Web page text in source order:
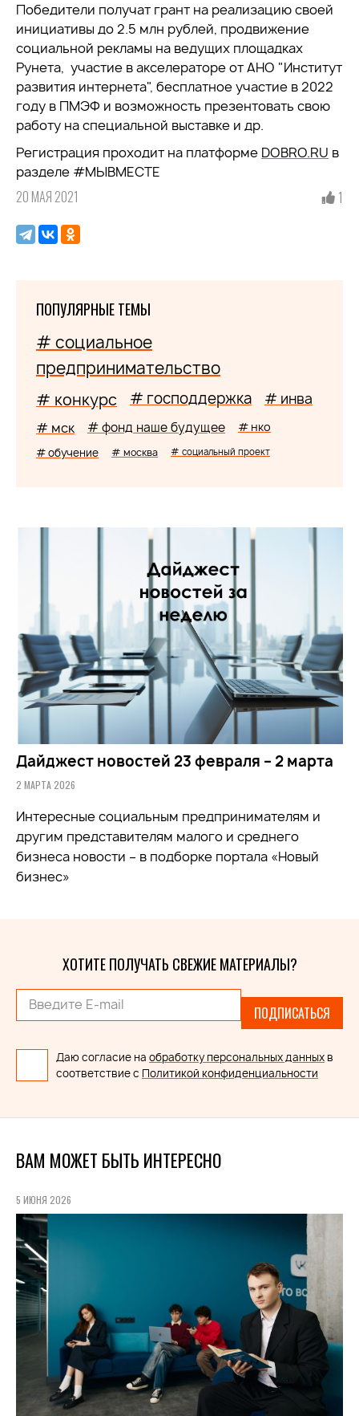
Победители получат грант на реализацию своей
инициативы до 2.5 млн рублей, продвижение
социальной рекламы на ведущих площадках
Рунета, участие в акселераторе от АНО "Институт
развития интернета", бесплатное участие в 2022
году в ПМЭФ и возможность презентовать свою
работу на специальной выставке и др.
Регистрация проходит на платформе DOBRO.RU в
разделе #МЫВМЕСТЕ
20 МАЯ 2021 1
ПОПУЛЯРНЫЕ ТЕМЫ
# социальное
предпринимательство
# конкурс # господдержка # инва
# мск # фонд наше будущее # нко
# обучение # москва # социальный проект
Дайджест новостей 23 февраля – 2 марта
2 МАРТА 2026
Интересные социальным предпринимателям и
другим представителям малого и среднего
бизнеса новости – в подборке портала «Новый
бизнес»
ХОТИТЕ ПОЛУЧАТЬ СВЕЖИЕ МАТЕРИАЛЫ?
ПОДПИСАТЬСЯ
Даю согласие на обработку персональных данных в
соответствие с Политикой конфиденциальности
ВАМ МОЖЕТ БЫТЬ ИНТЕРЕСНО
5 ИЮНЯ 2026